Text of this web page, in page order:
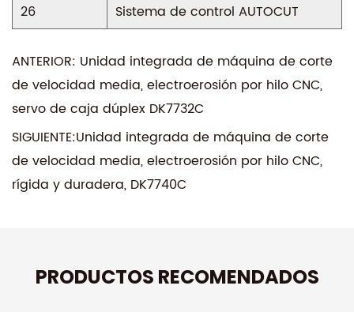
26
Sistema de control AUTOCUT
ANTERIOR: Unidad integrada de máquina de corte
de velocidad media, electroerosión por hilo CNC,
servo de caja dúplex DK7732C
SIGUIENTE:Unidad integrada de máquina de corte
de velocidad media, electroerosión por hilo CNC,
rígida y duradera, DK7740C
PRODUCTOS RECOMENDADOS